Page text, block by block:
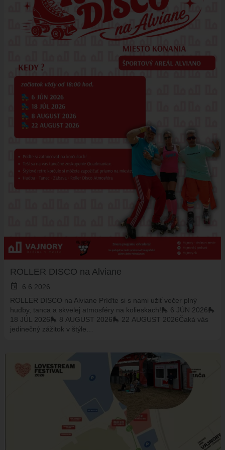
ÚRADNÁ TABUĽA
ZMLUVY, OBJEDNÁVKY, FAKTÚRY
EVIDENCIA PSOV
ROZPOČET
ZÁVEREČNÝ ÚČET
VAJNORSKÁ PODPORNÁ SPOLOČNOSŤ
PETÍCIE
PROTIPOŽIARNA OCHRANA
ZVEREJNENIE VYDANÝCH POVOLENÍ NA ROZKOPÁVKY
ROZVOJOVÉ LOKALITY
VAJNORY V MÉDIÁCH
ROZHLAS
ŠKOLSTVO - ŠKOLY
ŠPECIALIZOVANÉ ZARIADENIE PRE SENIOROV (ALVIANO)
KULTÚRA
ZDRUŽENIA A SPOLKY
KERAMICKÁ DIELŇA
ROLLER DISCO na Alviane
event
6.6.2026
ROLLER DISCO na Alviane Príďte si s nami užiť večer plný
hudby, tanca a skvelej atmosféry na kolieskach!🛼 6 JÚN 2026🛼
18 JÚL 2026🛼 8 AUGUST 2026🛼 22 AUGUST 2026Čaká vás
jedinečný zážitok v štýle…